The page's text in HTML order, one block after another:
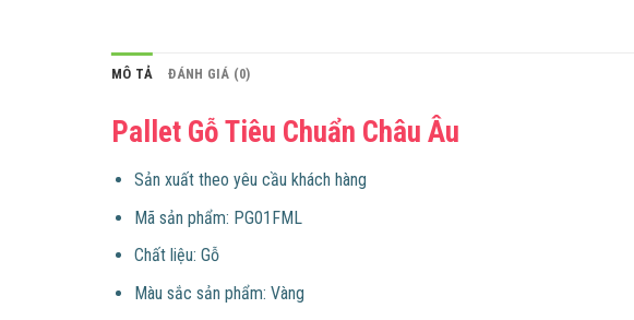
MÔ TẢ ĐÁNH GIÁ (0)
Pallet Gỗ Tiêu Chuẩn Châu Âu
​​Sản xuất theo yêu cầu khách hàng
Mã sản phẩm: PG01FML
Chất liệu: Gỗ
Màu sắc sản phẩm: Vàng